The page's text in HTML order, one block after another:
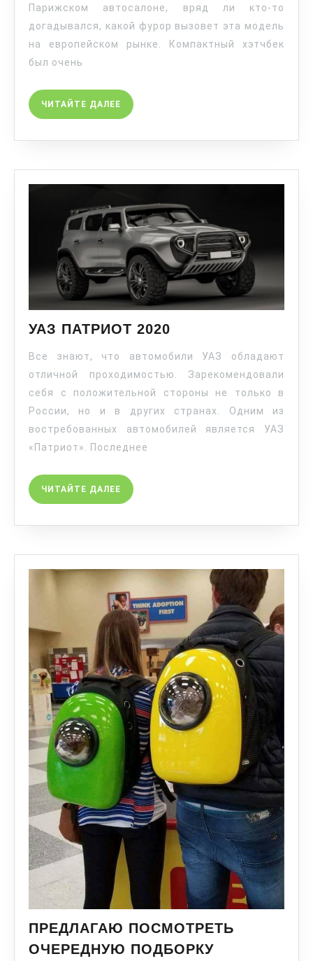
Парижском автосалоне, вряд ли кто-то
догадывался, какой фурор вызовет эта модель
на европейском рынке. Компактный хэтчбек
был очень
ЧИТАЙТЕ ДАЛЕЕ
УАЗ ПАТРИОТ 2020
Все знают, что автомобили УАЗ обладают
отличной проходимостью. Зарекомендовали
себя с положительной стороны не только в
России, но и в других странах. Одним из
востребованных автомобилей является УАЗ
«Патриот». Последнее
ЧИТАЙТЕ ДАЛЕЕ
ПРЕДЛАГАЮ ПОСМОТРЕТЬ
ОЧЕРЕДНУЮ ПОДБОРКУ